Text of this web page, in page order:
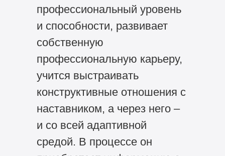
профессиональный уровень
и способности, развивает
собственную
профессиональную карьеру,
учится выстраивать
конструктивные отношения с
наставником, а через него –
и со всей адаптивной
средой. В процессе он